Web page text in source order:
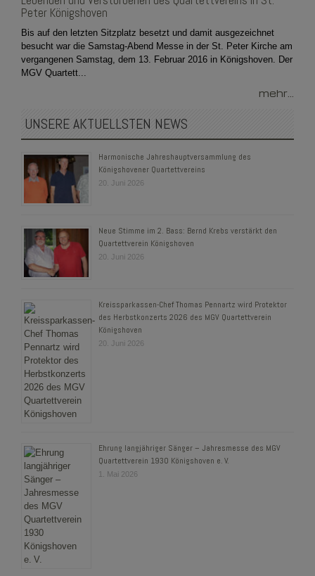
Peter Königshoven
Bis auf den letzten Sitzplatz besetzt und damit ausgezeichnet
besucht war die Samstag-Abend Messe in der St. Peter Kirche am
vergangenen Samstag, dem 13. Februar 2016 in Königshoven. Der
MGV Quartett...
mehr...
UNSERE AKTUELLSTEN NEWS
Harmonische Jahreshauptversammlung des
Königshovener Quartettvereins
20. Juni 2026
Neue Stimme im 2. Bass: Bernd Krebs verstärkt den
Quartettverein Königshoven
20. Juni 2026
Kreissparkassen-Chef Thomas Pennartz wird Protektor
des Herbstkonzerts 2026 des MGV Quartettverein
Königshoven
20. Juni 2026
Ehrung langjähriger Sänger – Jahresmesse des MGV
Quartettverein 1930 Königshoven e. V.
1. Mai 2026